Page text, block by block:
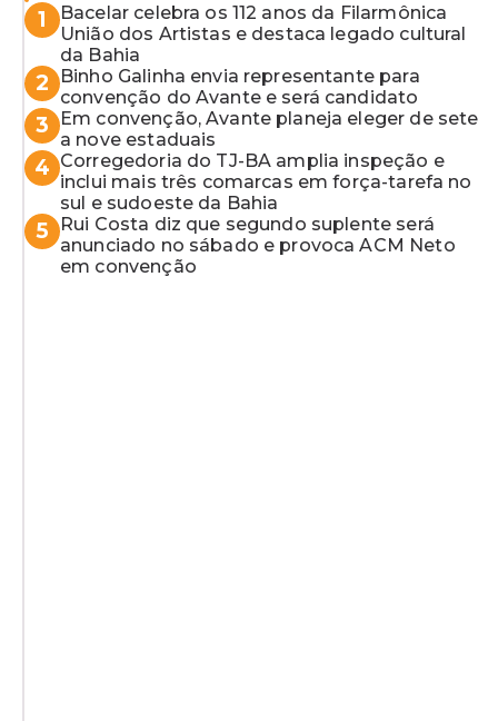
1
Bacelar celebra os 112 anos da Filarmônica
União dos Artistas e destaca legado cultural
da Bahia
2
Binho Galinha envia representante para
convenção do Avante e será candidato
3
Em convenção, Avante planeja eleger de sete
a nove estaduais
4 Corregedoria do TJ-BA amplia inspeção e
inclui mais três comarcas em força-tarefa no
sul e sudoeste da Bahia
5
Rui Costa diz que segundo suplente será
anunciado no sábado e provoca ACM Neto
em convenção